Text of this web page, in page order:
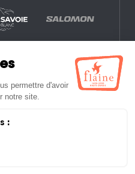
FOIRE AUX QUESTIONS